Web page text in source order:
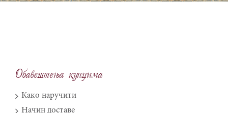
Obave{tewa kupcima
Како наручити
Начин доставе